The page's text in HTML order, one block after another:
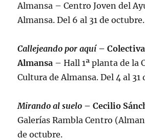
Almansa – Centro Joven del
Almansa. Del 6 al 31 de octubre.
Callejeando por aquí–
Almansa – Hall 1ª planta de la
Cultura de Almansa. Del 4 al 31
Mirando al suelo – Cecilio
Galerías Rambla Centro
de octubre.